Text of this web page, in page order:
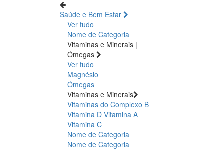
Saúde e Bem Estar
Ver tudo
Nome de Categoria
Vitaminas e Minerais |
Ómegas
Ver tudo
Magnésio
Ómegas
Vitaminas e Minerais
Vitaminas do Complexo B
Vitamina D Vitamina A
Vitamina C
Nome de Categoria
Nome de Categoria